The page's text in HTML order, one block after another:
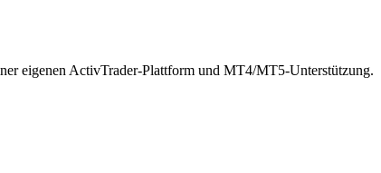
eigenen ActivTrader-Plattform und MT4/MT5-Unterstützung.